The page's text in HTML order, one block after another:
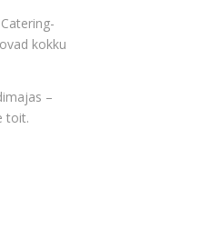
kokku
–
toit.